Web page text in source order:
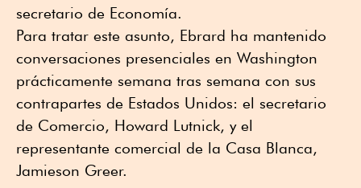
secretario de Economía.
Para tratar este asunto, Ebrard ha mantenido
conversaciones presenciales en Washington
prácticamente semana tras semana con sus
contrapartes de Estados Unidos: el secretario
de Comercio, Howard Lutnick, y el
representante comercial de la Casa Blanca,
Jamieson Greer.